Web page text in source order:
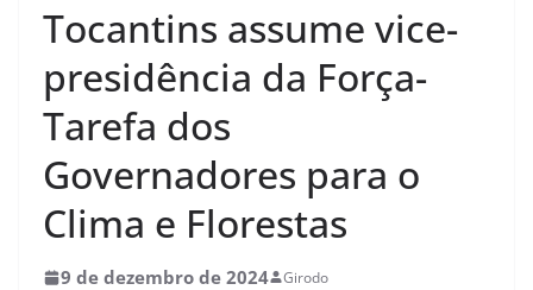
Tocantins assume vice-
presidência da Força-
Tarefa dos
Governadores para o
Clima e Florestas
9 de dezembro de 2024 Girodo